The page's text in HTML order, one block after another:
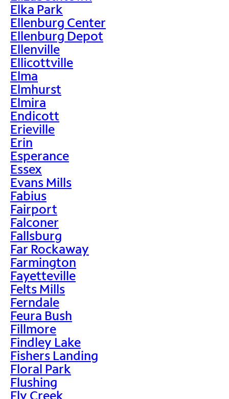
Elka Park
Ellenburg Center
Ellenburg Depot
Ellenville
Ellicottville
Elma
Elmhurst
Elmira
Endicott
Erieville
Erin
Esperance
Essex
Evans Mills
Fabius
Fairport
Falconer
Fallsburg
Far Rockaway
Farmington
Fayetteville
Felts Mills
Ferndale
Feura Bush
Fillmore
Findley Lake
Fishers Landing
Floral Park
Flushing
Fly Creek